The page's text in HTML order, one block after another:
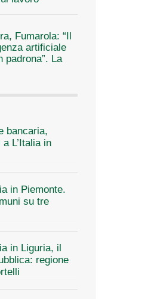
Fumarola: “Il
artificiale
padrona”. La
bancaria,
L’Italia in
in Piemonte.
su tre
in Liguria, il
regione